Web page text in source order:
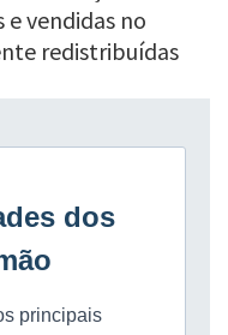
e vendidas no
redistribuídas